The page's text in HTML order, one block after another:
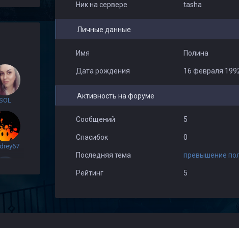
Ник на сервере tasha
Личные данные
Имя Полина
Дата рождения 16 февраля
Активность на форуме
Сообщений 5
Спасибок 0
Последняя тема превышение
Рейтинг 5